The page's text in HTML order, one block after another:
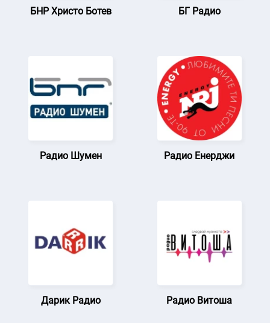
БНР Христо Ботев БГ Радио
Радио Шумен Радио Енерджи
Дарик Радио Радио Витоша